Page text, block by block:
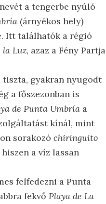
a tengerbe nyúló
(árnyékos hely)
Itt találhatók a régió
la Luz, azaz a Fény Partja
tiszta, gyakran nyugodt
a főszezonban is
de Punta Umbría a
kínál, mint
sorakozó chiringuito
a víz lassan
felfedezni a Punta
fekvő Playa de La